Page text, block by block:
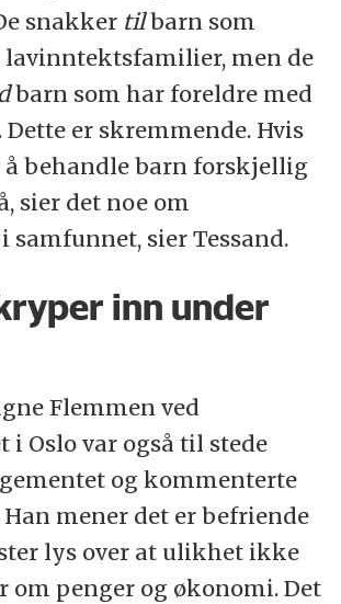
snakker tilbarn som
men de
barn som har foreldre med
er skremmende. Hvis
behandle barn forskjellig
sier det noe om
sier Tessand.
inn under
Flemmen ved
i Oslo var også til stede
og kommenterte
Han mener det er befriende
lys over at ulikhet ikke
om penger og økonomi. Det